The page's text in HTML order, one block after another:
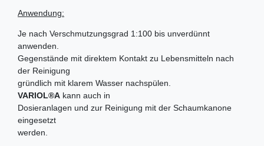
Anwendung:
Je nach Verschmutzungsgrad 1:100 bis unverdünnt
anwenden.
Gegenstände mit direktem Kontakt zu Lebensmitteln nach
der Reinigung
gründlich mit klarem Wasser nachspülen.
VARIOL®A kann auch in
Dosieranlagen und zur Reinigung mit der Schaumkanone
eingesetzt
werden.